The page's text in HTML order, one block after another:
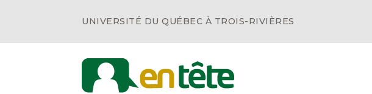
UNIVERSITÉ DU QUÉBEC À TROIS-RIVIÈRES